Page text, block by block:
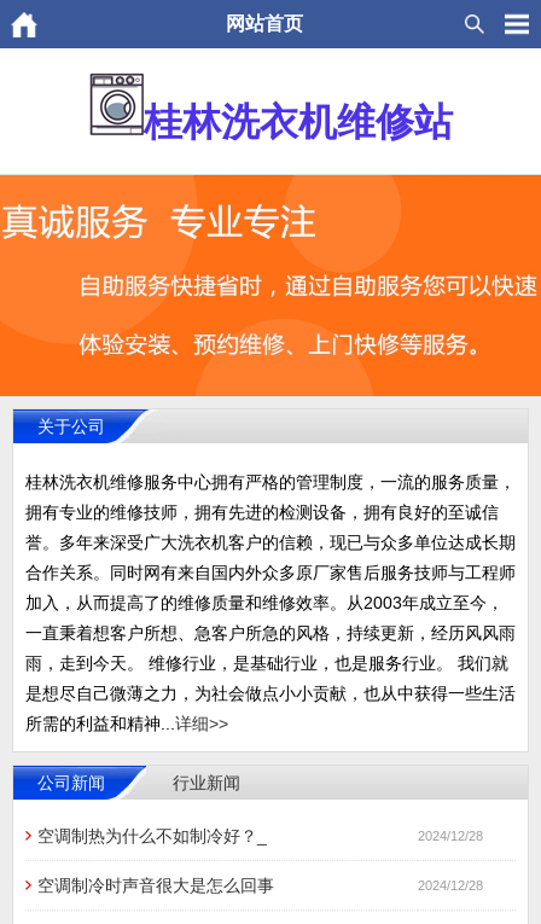
网站首页
桂林洗衣机维修站
关于公司
桂林洗衣机维修服务中心拥有严格的管理制度，一流的服务质量，
拥有专业的维修技师，拥有先进的检测设备，拥有良好的至诚信
誉。多年来深受广大洗衣机客户的信赖，现已与众多单位达成长期
合作关系。同时网有来自国内外众多原厂家售后服务技师与工程师
加入，从而提高了的维修质量和维修效率。从2003年成立至今，
一直秉着想客户所想、急客户所急的风格，持续更新，经历风风雨
雨，走到今天。 维修行业，是基础行业，也是服务行业。 我们就
是想尽自己微薄之力，为社会做点小小贡献，也从中获得一些生活
所需的利益和精神... 详细>>
公司新闻 行业新闻
空调制热为什么不如制冷好？_ 2024/12/28
空调制冷时声音很大是怎么回事 2024/12/28